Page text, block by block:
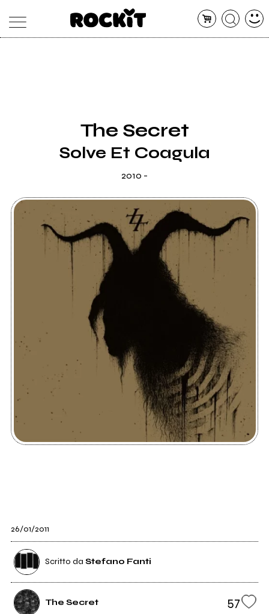
RADIO
The Secret
Solve Et Coagula
2010 -
26/01/2011
Scritto da Stefano Fanti
The Secret 57